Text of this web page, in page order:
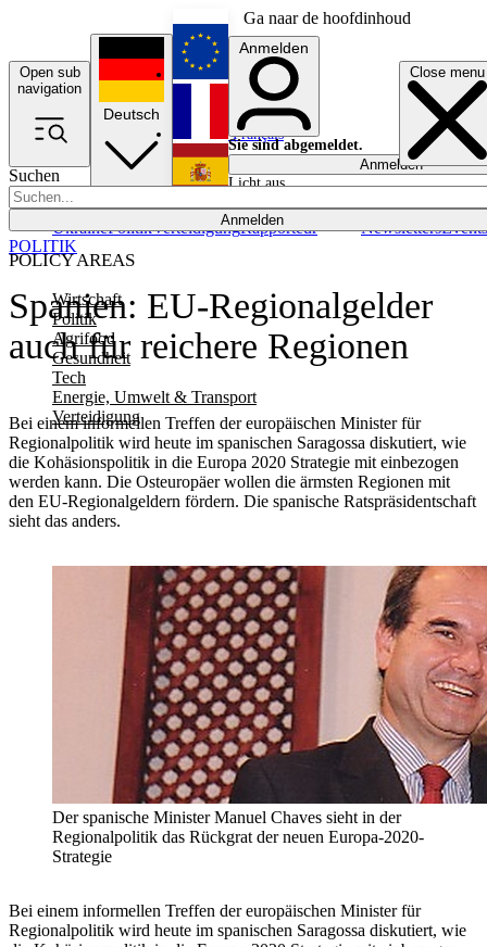
Ga naar de hoofdinhoud
Open sub
navigation
Close menu
Suchen
Anmelden
POLICY AREAS
Wirtschaft
Politik
Agrifood
Gesundheit
Tech
Energie, Umwelt & Transport
Verteidigung
UkrainePolitikVerteidigungRapporteur NewslettersEvents
Deutsch
English
Français
Anmelden
Sie sind abgemeldet.
Anmelden
Licht aus
Spanien: EU-Regionalgelder
auch für reichere Regionen
Bei einem informellen Treffen der europäischen Minister für
Regionalpolitik wird heute im spanischen Saragossa diskutiert, wie
die Kohäsionspolitik in die Europa 2020 Strategie mit einbezogen
werden kann. Die Osteuropäer wollen die ärmsten Regionen mit
den EU-Regionalgeldern fördern. Die spanische Ratspräsidentschaft
sieht das anders.
POLITIK
Der spanische Minister Manuel Chaves sieht in der
Regionalpolitik das Rückgrat der neuen Europa-2020-
Strategie
Bei einem informellen Treffen der europäischen Minister für
Regionalpolitik wird heute im spanischen Saragossa diskutiert, wie